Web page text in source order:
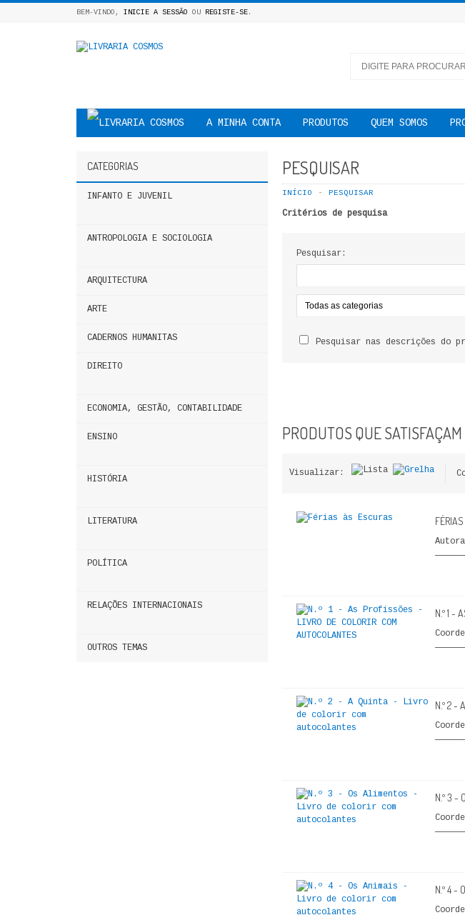
BEM-VINDO, INICIE A SESSÃO OU REGISTE-SE.
A MINHA CONTA PRODUTOS QUEM SOMOS
CATEGORIAS
INFANTO E JUVENIL
ANTROPOLOGIA E SOCIOLOGIA
ARQUITECTURA
ARTE
CADERNOS HUMANITAS
DIREITO
ECONOMIA, GESTÃO, CONTABILIDADE
ENSINO
HISTÓRIA
LITERATURA
POLÍTICA
RELAÇÕES INTERNACIONAIS
OUTROS TEMAS
PESQUISAR
INÍCIO PESQUISAR
Critérios de pesquisa
Pesquisar:
Pesquisar nas descrições do
PRODUTOS QUE
Visualizar:
N.º 1 -
N.º 2 -
N.º 3 -
N.º 4 -